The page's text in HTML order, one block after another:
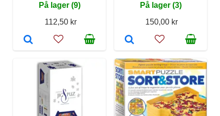
På lager (9)
112,50 kr
På lager (3)
150,00 kr